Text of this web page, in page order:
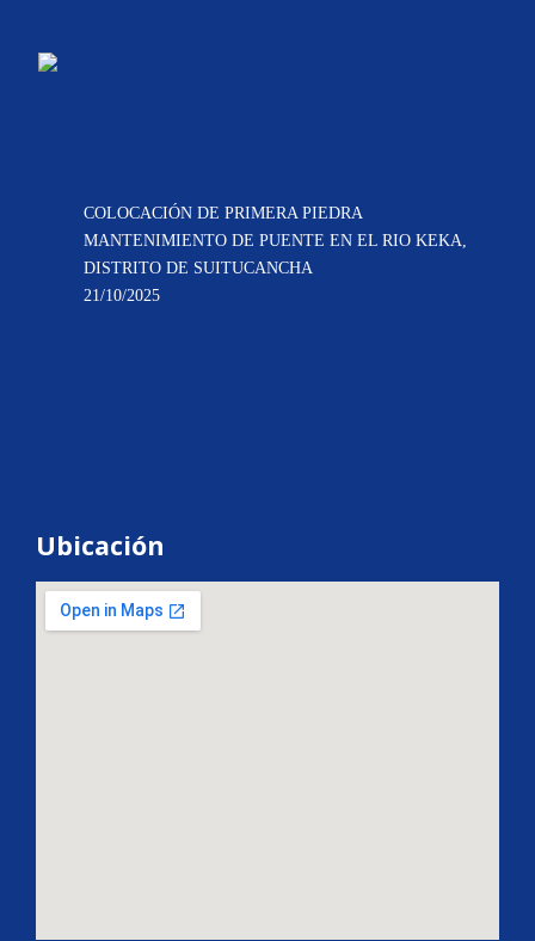
COLOCACIÓN DE PRIMERA PIEDRA
MANTENIMIENTO DE PUENTE EN EL RIO KEKA,
DISTRITO DE SUITUCANCHA
21/10/2025
Ubicación